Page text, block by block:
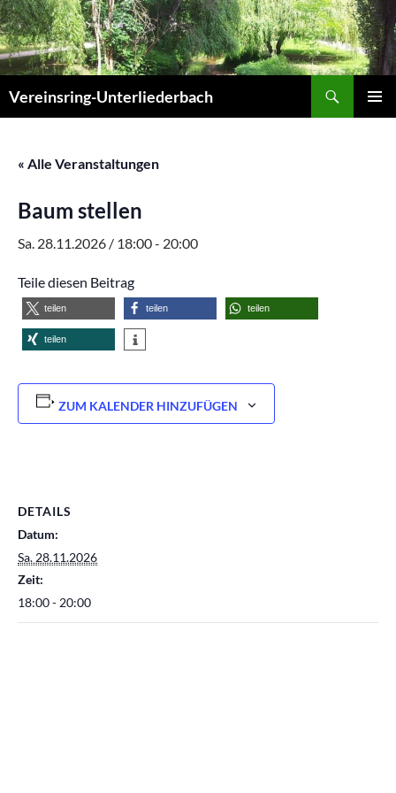
Zum
Inhalt
springen
Vereinsring-Unterliederbach
« Alle Veranstaltungen
Baum stellen
Sa. 28.11.2026 / 18:00- 20:00
Teile diesen Beitrag
teilen teilen teilen
teilen
ZUM KALENDER HINZUFÜGEN
DETAILS
Datum:
Sa. 28.11.2026
Zeit:
18:00 - 20:00